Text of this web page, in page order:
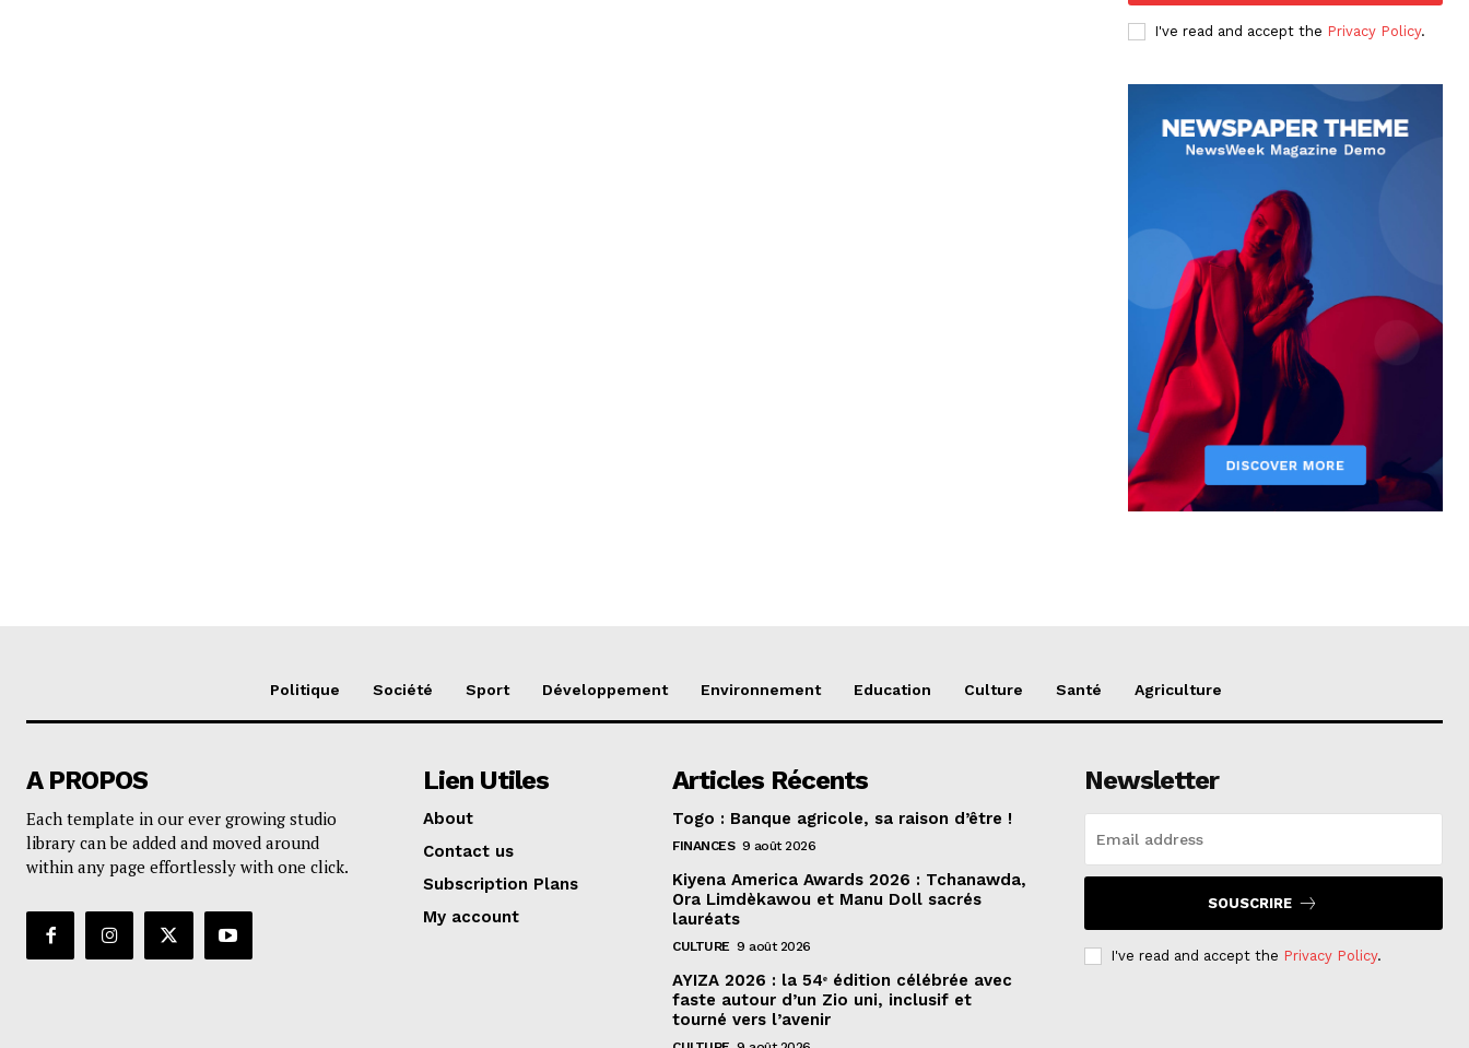
I've read and accept the Privacy Policy.
Politique Société Sport Développement Environnement Education Culture Santé Agriculture
A PROPOS
Each template in our ever growing studio
library can be added and moved around
within any page effortlessly with one click.
Lien Utiles
About
Contact us
Subscription Plans
My account
Articles Récents
Togo : Banque agricole, sa raison d’être !
FINANCES 9 août 2026
Kiyena America Awards 2026 : Tchanawda,
Ora Limdèkawou et Manu Doll sacrés
lauréats
CULTURE 9 août 2026
AYIZA 2026 : la 54ᵉ édition célébrée avec
faste autour d’un Zio uni, inclusif et
tourné vers l’avenir
Newsletter
SOUSCRIRE
I've read and accept the Privacy Policy.